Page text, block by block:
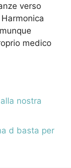
verso
medico
nostra
d basta per